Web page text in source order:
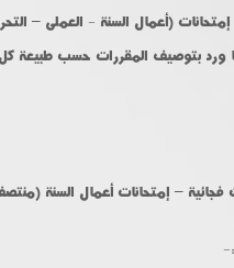
(أعمال السنة - العملى –
ورد بتوصيف المقررات حسب طبيعة
– إمتحانات أعمال السنة